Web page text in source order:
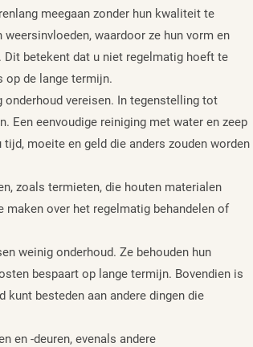
meegaan zonder hun kwaliteit te
waardoor ze hun vorm en
betekent dat u niet regelmatig hoeft te
op de lange termijn.
onderhoud vereisen. In tegenstelling tot
Een eenvoudige reiniging met water en zeep
moeite en geld die anders zouden worden
zoals termieten, die houten materialen
maken over het regelmatig behandelen of
weinig onderhoud. Ze behouden hun
bespaart op lange termijn. Bovendien is
besteden aan andere dingen die
en -deuren, evenals andere